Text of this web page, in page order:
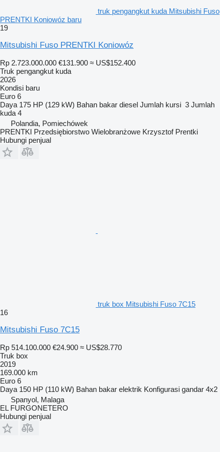
truk pengangkut kuda Mitsubishi Fuso
PRENTKI Koniowóz baru
19
Mitsubishi Fuso PRENTKI Koniowóz
Rp 2.723.000.000 €131.900 ≈ US$152.400
Truk pengangkut kuda
2026
Kondisi baru
Euro 6
Daya 175 HP (129 kW) Bahan bakar diesel Jumlah kursi 3 Jumlah
kuda 4
Polandia, Pomiechówek
PRENTKI Przedsiębiorstwo Wielobranżowe Krzysztof Prentki
Hubungi penjual
truk box Mitsubishi Fuso 7C15
16
Mitsubishi Fuso 7C15
Rp 514.100.000 €24.900 ≈ US$28.770
Truk box
2019
169.000 km
Euro 6
Daya 150 HP (110 kW) Bahan bakar elektrik Konfigurasi gandar 4x2
Spanyol, Malaga
EL FURGONETERO
Hubungi penjual